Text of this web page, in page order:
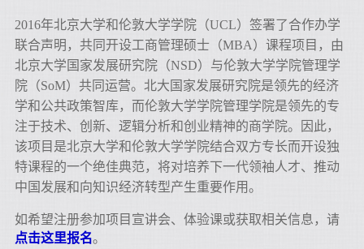
2016年北京大学和伦敦大学学院（UCL）签署了合作办学
联合声明，共同开设工商管理硕士（MBA）课程项目，由
北京大学国家发展研究院（NSD）与伦敦大学学院管理学
院（SoM）共同运营。北大国家发展研究院是领先的经济
学和公共政策智库，而伦敦大学学院管理学院是领先的专
注于技术、创新、逻辑分析和创业精神的商学院。因此，
该项目是北京大学和伦敦大学学院结合双方专长而开设独
特课程的一个绝佳典范，将对培养下一代领袖人才、推动
中国发展和向知识经济转型产生重要作用。
如希望注册参加项目宣讲会、体验课或获取相关信息 ，请
点击这里报名。